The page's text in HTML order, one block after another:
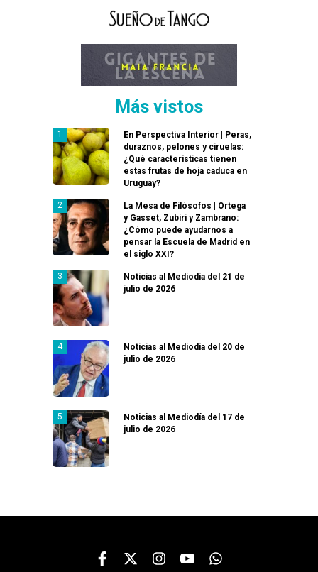
Más vistos
En Perspectiva Interior | Peras,
duraznos, pelones y ciruelas:
¿Qué características tienen
estas frutas de hoja caduca en
Uruguay?
La Mesa de Filósofos | Ortega
y Gasset, Zubiri y Zambrano:
¿Cómo puede ayudarnos a
pensar la Escuela de Madrid en
el siglo XXI?
Noticias al Mediodía del 21 de
julio de 2026
Noticias al Mediodía del 20 de
julio de 2026
Noticias al Mediodía del 17 de
julio de 2026